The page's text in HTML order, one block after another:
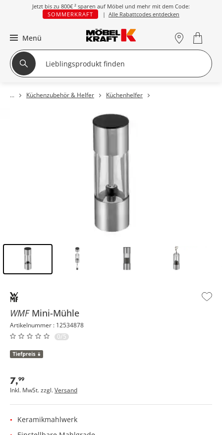
Jetzt bis zu 800€ ² sparen auf Möbel und mehr mit dem Code:
SOMMERKRAFT
| Alle Rabattcodes entdecken
Menü
Küchenzubehör & Helfer Küchenhelfer
WMF Mini-Mühle
Artikelnummer : 12534878
0/5
7,99
Inkl. MwSt. zzgl.Versand
Keramikmahlwerk